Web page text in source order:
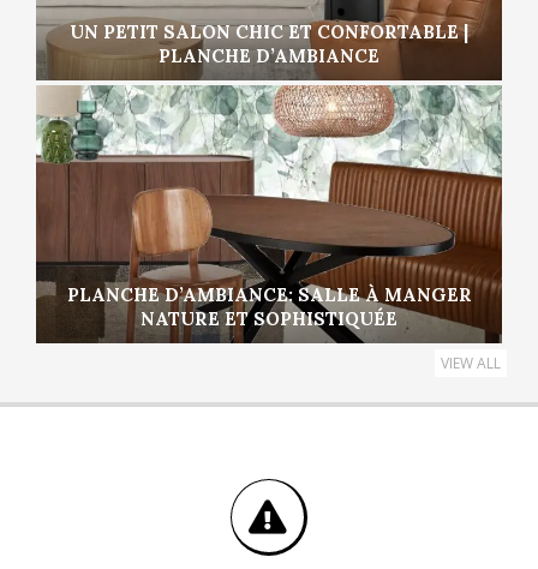
UN PETIT SALON CHIC ET CONFORTABLE |
PLANCHE D’AMBIANCE
PLANCHE D’AMBIANCE: SALLE À MANGER
NATURE ET SOPHISTIQUÉE
VIEW ALL